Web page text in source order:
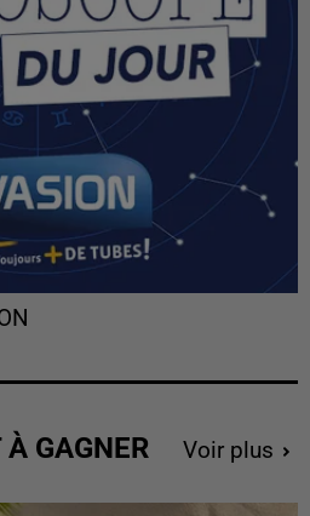
GAGNER Voir plus